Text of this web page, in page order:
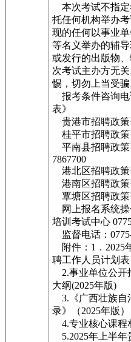
本次考试不指定
托任何机构举办
现的任何以事业
等名义举办的辅
或发行的出版物
次考试主办方无
惕，切勿上当受骗
报考条件咨询电
表》
贵港市招聘政策
桂平市招聘政策
平南县招聘政策
7867700
港北区招聘政策
港南区招聘政策
覃塘区招聘政策
网上报名系统操
培训考试中心
监督电话：
附件：1．2025
聘工作人员计划表
2.事业单位公开
大纲(2025年版)
3.《广西壮族自
录》（2025年版）
4.专业核心课程
5.2025年上半年